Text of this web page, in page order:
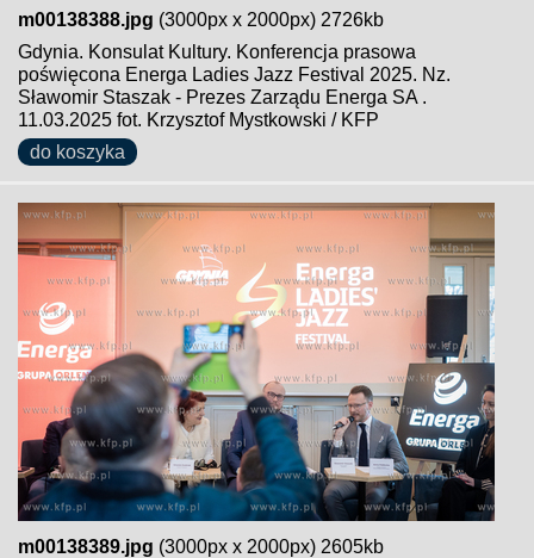
m00138388.jpg (3000px x 2000px) 2726kb
Gdynia. Konsulat Kultury. Konferencja prasowa
poświęcona Energa Ladies Jazz Festival 2025. Nz.
Sławomir Staszak - Prezes Zarządu Energa SA .
11.03.2025 fot. Krzysztof Mystkowski / KFP
do koszyka
m00138389.jpg (3000px x 2000px) 2605kb